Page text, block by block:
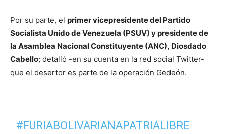
Por su parte, el primer vicepresidente del Partido
Socialista Unido de Venezuela (PSUV) y presidente de
la Asamblea Nacional Constituyente (ANC), Diosdado
Cabello; detalló -en su cuenta en la red social Twitter-
que el desertor es parte de la operación Gedeón.
#FURIABOLIVARIANAPATRIALIBRE